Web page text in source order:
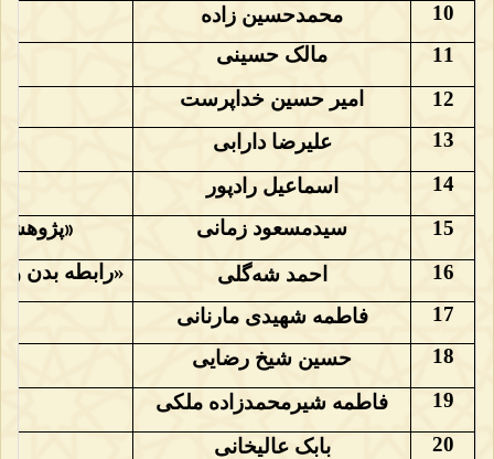
10
محمدحسین زاده
11
مالک حسینی
12
امیر حسین خداپرست
13
علیرضا دارابی
14
اسماعیل رادپور
15
سیدمسعود زمانی »
16 احمد شه‌گلی
«رابطه بدن و
17
فاطمه شهیدی مارنانی
18
حسین شیخ رضایی
19
فاطمه شیرمحمدزاده ملکی
20
بابک عالیخانی